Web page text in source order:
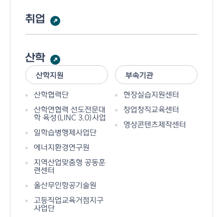
취업
산학
산학지원
산학협력단
산학연협력 선도전문대
학 육성(LINC 3.0)사업
일학습병행제사업단
에너지환경연구원
지역산업맞춤형 공동훈
련센터
울산무인항공기술원
고등직업교육거점지구
사업단
부속기관
현장실습지원센터
창업창직교육센터
영상콘텐츠제작센터